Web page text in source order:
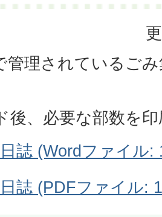
管理されているご
後、必要な部数を
誌 (Wordファイル:
誌 (PDFファイル: